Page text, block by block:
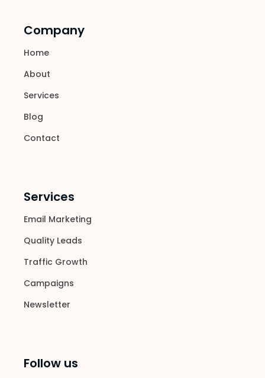
Company
Home
About
Services
Blog
Contact
Services
Email Marketing
Quality Leads
Traffic Growth
Campaigns
Newsletter
Follow us